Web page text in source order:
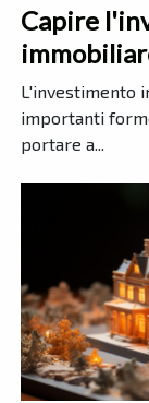
Capire
L'investimento
importanti
portare a...